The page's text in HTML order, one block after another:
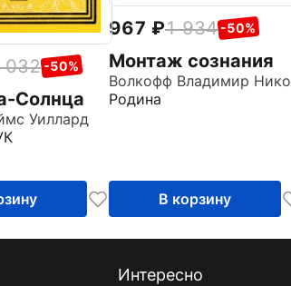
032 -50%
Солнца
Уиллард
967 1 934 -50%
Монтаж сознания
Родина
В корзину
Интересно